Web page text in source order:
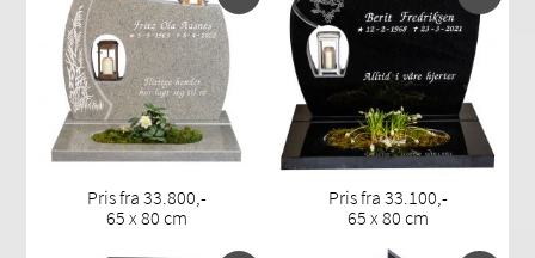
Pris fra 33.800,-
65 x 80 cm
Pris fra 33.100,-
65 x 80 cm